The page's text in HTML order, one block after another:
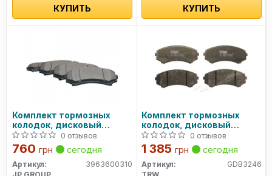
КУПИТЬ КУПИТЬ
Комплект тормозных
колодок, дисковый
тормоз JP GROUP
0 отзывов
760 грн сегодня
Артикул:
3963600310
Комплект тормозных
колодок, дисковый
тормоз GDB3246 TRW
0 отзывов
1 385 грн сегодня
Артикул:
GDB3246